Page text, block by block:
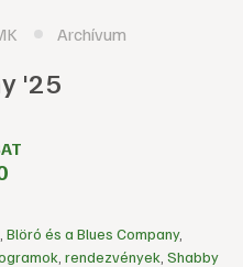
Archívum
'25
Blöró és a Blues Company,
rendezvények Shabby